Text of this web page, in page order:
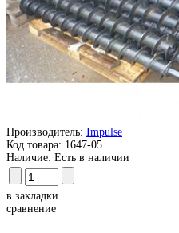
Производитель: Impulse
Код товара: 1647-05
Наличие: Есть в наличии
в закладки
сравнение